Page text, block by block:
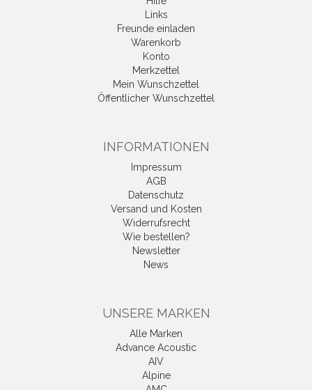
Links
Freunde einladen
Warenkorb
Konto
Merkzettel
Mein Wunschzettel
Öffentlicher Wunschzettel
INFORMATIONEN
Impressum
AGB
Datenschutz
Versand und Kosten
Widerrufsrecht
Wie bestellen?
Newsletter
News
UNSERE MARKEN
Alle Marken
Advance Acoustic
AIV
Alpine